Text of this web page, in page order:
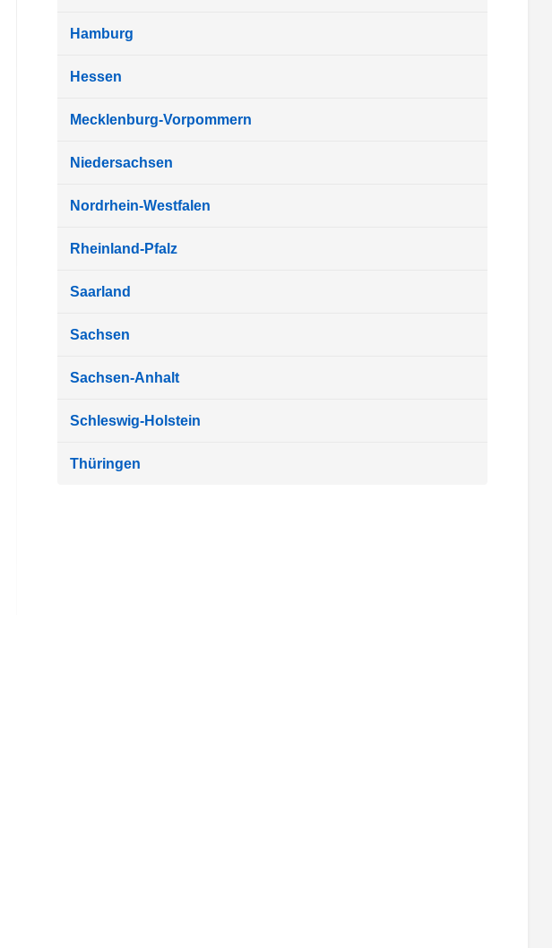
Hamburg
Hessen
Mecklenburg-Vorpommern
Niedersachsen
Nordrhein-Westfalen
Rheinland-Pfalz
Saarland
Sachsen
Sachsen-Anhalt
Schleswig-Holstein
Thüringen